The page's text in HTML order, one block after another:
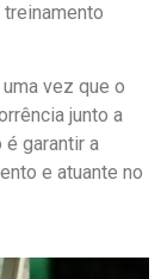
vez que o
junto a
garantir a
e atuante no